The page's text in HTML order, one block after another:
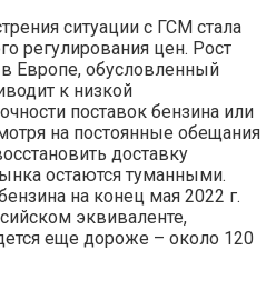
ситуации с ГСМ стала
регулирования цен. Рост
Европе, обусловленный
к низкой
поставок бензина или
на постоянные обещания
доставку
остаются туманными.
на конец мая 2022 г.
эквиваленте,
еще дороже – около 120